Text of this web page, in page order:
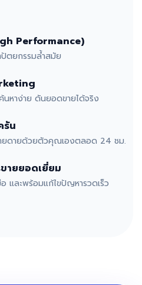
Performance)
ตยกรรมล้ำสมัย
หาง่าย ดันยอดขายได้จริง
รัน
ยดายด้วยตัวคุณเองตลอด 24 ชม.
ายยอดเยี่ยม
และพร้อมแก้ไขปัญหารวดเร็ว